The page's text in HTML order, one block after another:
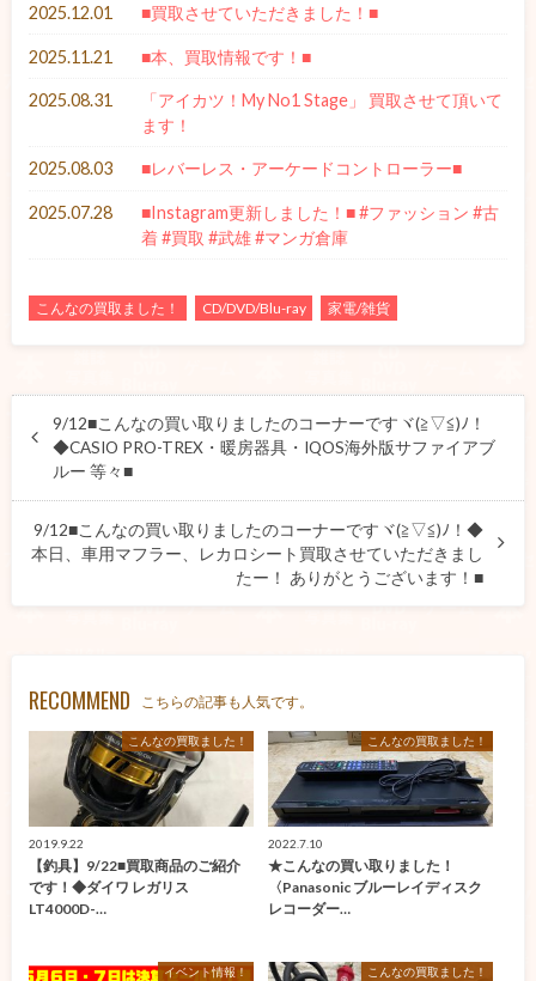
2025.12.01 ■買取させていただきました！■
2025.11.21 ■本、買取情報です！■
2025.08.31
「アイカツ！My No1 Stage」 買取させて頂いて
ます！
2025.08.03 ■レバーレス・アーケードコントローラー■
2025.07.28
■Instagram更新しました！■ #ファッション #古
着 #買取 #武雄 #マンガ倉庫
こんなの買取ました！ CD/DVD/Blu-ray 家電/雑貨
9/12■こんなの買い取りましたのコーナーですヾ(≧▽≦)ﾉ！
◆CASIO PRO-TREX・暖房器具・IQOS海外版サファイアブ
ルー 等々■
9/12■こんなの買い取りましたのコーナーですヾ(≧▽≦)ﾉ！◆
本日、車用マフラー、レカロシート買取させていただきまし
たー！ ありがとうございます！■
RECOMMEND こちらの記事も人気です。
こんなの買取ました！
2019.9.22
【釣具】9/22■買取商品のご紹介
です！◆ダイワ レガリス
LT4000D-…
こんなの買取ました！
2022.7.10
★こんなの買い取りました！
〈Panasonic ブルーレイディスク
レコーダー…
イベント情報！ こんなの買取ました！